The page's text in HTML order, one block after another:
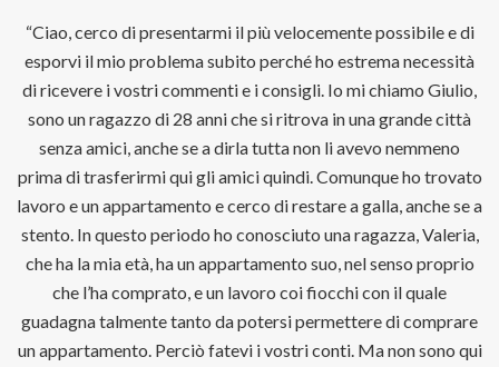
“Ciao, cerco di presentarmi il più velocemente possibile e di
esporvi il mio problema subito perché ho estrema necessità
di ricevere i vostri commenti e i consigli. Io mi chiamo Giulio,
sono un ragazzo di 28 anni che si ritrova in una grande città
senza amici, anche se a dirla tutta non li avevo nemmeno
prima di trasferirmi qui gli amici quindi. Comunque ho trovato
lavoro e un appartamento e cerco di restare a galla, anche se a
stento. In questo periodo ho conosciuto una ragazza, Valeria,
che ha la mia età, ha un appartamento suo, nel senso proprio
che l’ha comprato, e un lavoro coi fiocchi con il quale
guadagna talmente tanto da potersi permettere di comprare
un appartamento. Perciò fatevi i vostri conti. Ma non sono qui